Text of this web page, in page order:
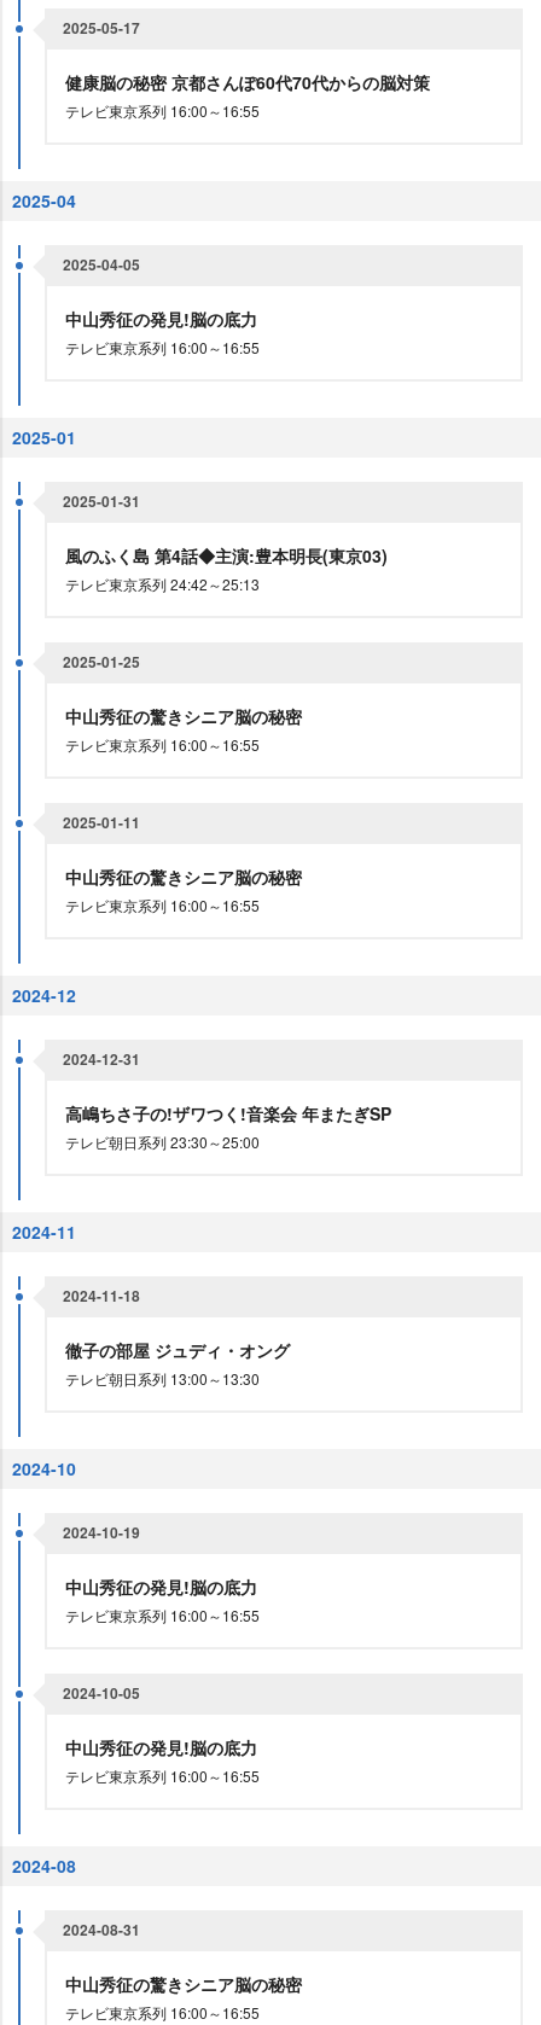
2025-05-17
健康脳の秘密 京都さんぽ60代70代からの脳対策
テレビ東京系列 16:00～16:55
2025-04
2025-04-05
中山秀征の発見!脳の底力
テレビ東京系列 16:00～16:55
2025-01
2025-01-31
風のふく島 第4話◆主演:豊本明長(東京03)
テレビ東京系列 24:42～25:13
2025-01-25
中山秀征の驚きシニア脳の秘密
テレビ東京系列 16:00～16:55
2025-01-11
中山秀征の驚きシニア脳の秘密
テレビ東京系列 16:00～16:55
2024-12
2024-12-31
高嶋ちさ子の!ザワつく!音楽会 年またぎSP
テレビ朝日系列 23:30～25:00
2024-11
2024-11-18
徹子の部屋 ジュディ・オング
テレビ朝日系列 13:00～13:30
2024-10
2024-10-19
中山秀征の発見!脳の底力
テレビ東京系列 16:00～16:55
2024-10-05
中山秀征の発見!脳の底力
テレビ東京系列 16:00～16:55
2024-08
2024-08-31
中山秀征の驚きシニア脳の秘密
テレビ東京系列 16:00～16:55